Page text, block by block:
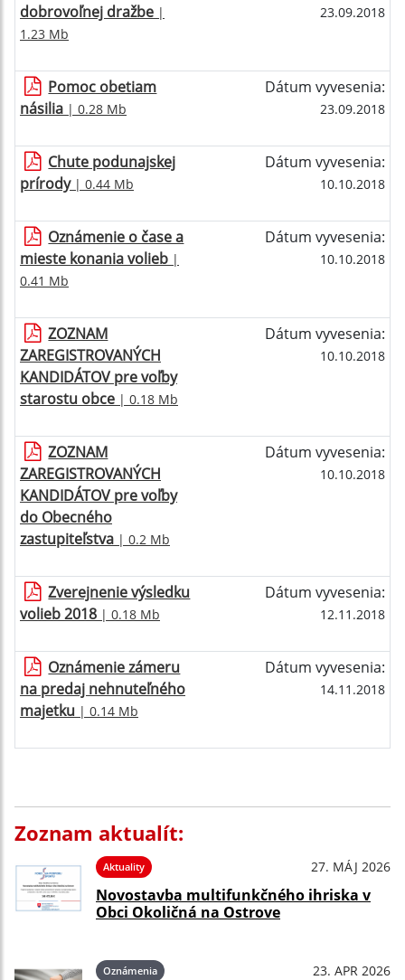
dobrovoľnej dražbe |
1.23 Mb
23.09.2018
Pomoc obetiam
násilia | 0.28 Mb
Dátum vyvesenia:
23.09.2018
Chute podunajskej
prírody| 0.44 Mb
Dátum vyvesenia:
10.10.2018
Oznámenie o čase a
mieste konania volieb |
0.41 Mb
Dátum vyvesenia:
10.10.2018
ZOZNAM
ZAREGISTROVANÝCH
KANDIDÁTOV pre voľby
starostu obce | 0.18 Mb
Dátum vyvesenia:
10.10.2018
ZOZNAM
ZAREGISTROVANÝCH
KANDIDÁTOV pre voľby
do Obecného
zastupiteľstva | 0.2 Mb
Dátum vyvesenia:
10.10.2018
Zverejnenie výsledku
volieb 2018 | 0.18 Mb
Dátum vyvesenia:
12.11.2018
Oznámenie zámeru
na predaj nehnuteľného
majetku | 0.14 Mb
Dátum vyvesenia:
14.11.2018
Zoznam aktualít:
Aktuality 27. MÁJ 2026
Novostavba multifunkčného ihriska v
Obci Okoličná na Ostrove
Oznámenia 23. APR 2026